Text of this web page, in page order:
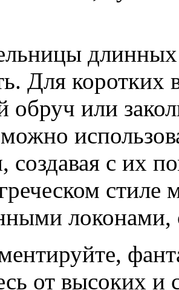
Для коротких
обруч или
создавая с их
стиле
локонами,
от высоких